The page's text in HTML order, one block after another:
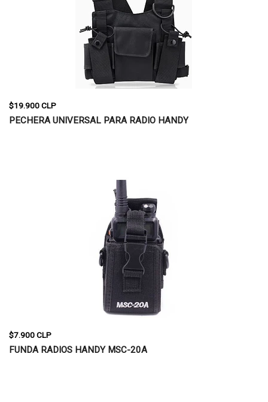
$19.900 CLP
PECHERA UNIVERSAL PARA RADIO HANDY
$7.900 CLP
FUNDA RADIOS HANDY MSC-20A